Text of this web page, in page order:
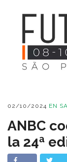
02/10/2024 EN
ANBC
la 24ª